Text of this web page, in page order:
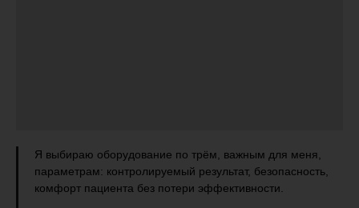
Я выбираю оборудование по трём, важным для меня,
параметрам: контролируемый результат, безопасность,
комфорт пациента без потери эффективности.